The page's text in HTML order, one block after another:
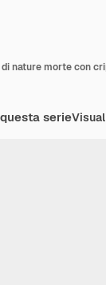
nature morte con
serie